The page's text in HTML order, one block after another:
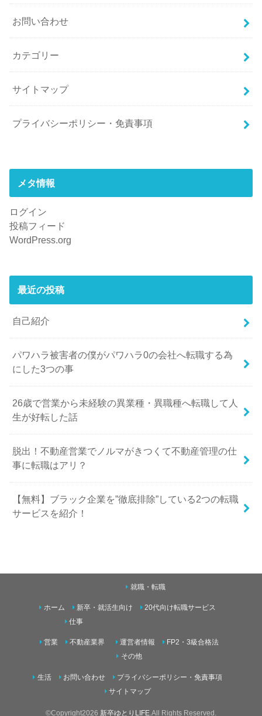
お問い合わせ
カテゴリー
サイトマップ
プライバシーポリシー・免責事項
メタ情報
ログイン
投稿フィード
WordPress.org
最近の投稿
自己紹介
パワハラ被害者の僕がパワハラ0の会社へ転職する為
にした3つの事
26歳で営業から未経験の異業種・異職種へ転職して人
生が好転した話
脱出！不動産営業でノルマがきつくて不動産管理の仕
事に転職はアリ？
【無料】ブラック企業を”徹底排除”している2つの転職
サービスを紹介！
ホーム
就職・転職
新卒・就活生向け
20代向け転職サービス
仕事
営業 不動産業界 運営者情報
FP2・3級合格法
その他
生活 お問い合わせ
プライバシーポリシー・免責事項
サイトマップ
©Copyright2026 新卒ゆとりLIFE.All Rights Reserved.